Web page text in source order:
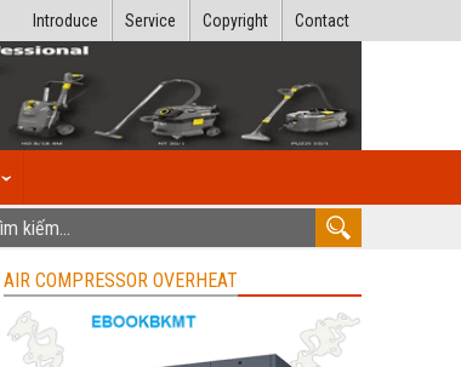
Contact
Copyright
Service
Introduce
AIR COMPRESSOR OVERHEAT